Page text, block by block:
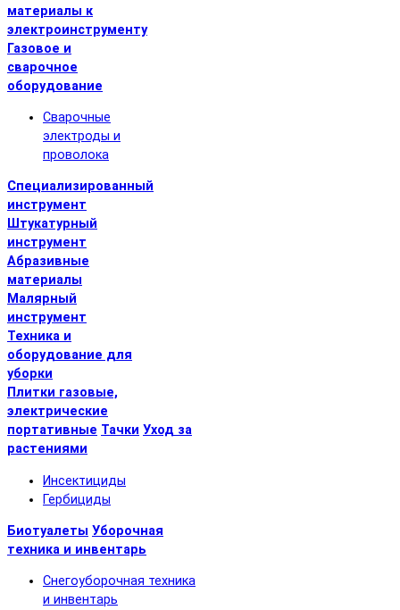
материалы к
электроинструменту
Газовое и
сварочное
оборудование
Сварочные
электроды и
проволока
Специализированный
инструмент
Штукатурный
инструмент
Абразивные
материалы
Малярный
инструмент
Техника и
оборудование для
уборки
Плитки газовые,
электрические
портативные Тачки Уход за
растениями
Инсектициды
Гербициды
Биотуалеты Уборочная
техника и инвентарь
Снегоуборочная техника
и инвентарь